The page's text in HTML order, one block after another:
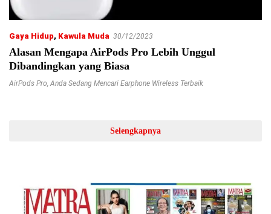
Gaya Hidup, Kawula Muda 30/12/2023
Alasan Mengapa AirPods Pro Lebih Unggul
Dibandingkan yang Biasa
AirPods Pro,Anda Sedang Mencari Earphone Wireless Terbaik
Selengkapnya